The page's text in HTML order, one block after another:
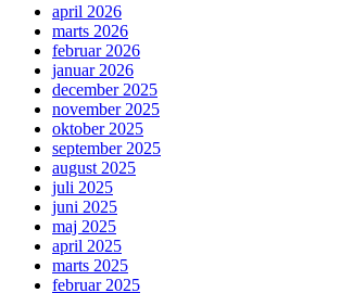
april 2026
marts 2026
februar 2026
januar 2026
december 2025
november 2025
oktober 2025
september 2025
august 2025
juli 2025
juni 2025
maj 2025
april 2025
marts 2025
februar 2025